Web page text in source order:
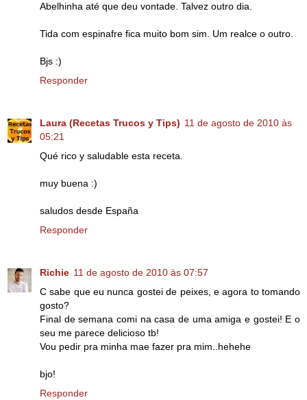
Abelhinha até que deu vontade. Talvez outro dia.
Tida com espinafre fica muito bom sim. Um realce o outro.
Bjs :)
Responder
Laura (Recetas Trucos y Tips) 11 de agosto de 2010 às
05:21
Qué rico y saludable esta receta.
muy buena :)
saludos desde España
Responder
Richie 11 de agosto de 2010 às 07:57
C sabe que eu nunca gostei de peixes, e agora to tomando
gosto?
Final de semana comi na casa de uma amiga e gostei! E o
seu me parece delicioso tb!
Vou pedir pra minha mae fazer pra mim..hehehe
bjo!
Responder